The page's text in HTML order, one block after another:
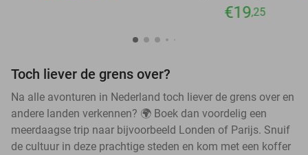
€19,25
Toch liever de grens over?
Na alle avonturen in Nederland toch liever de grens over en
andere landen verkennen? 🌍 Boek dan voordelig een
meerdaagse trip naar bijvoorbeeld Londen of Parijs. Snuif
de cultuur in deze prachtige steden en kom met een koffer